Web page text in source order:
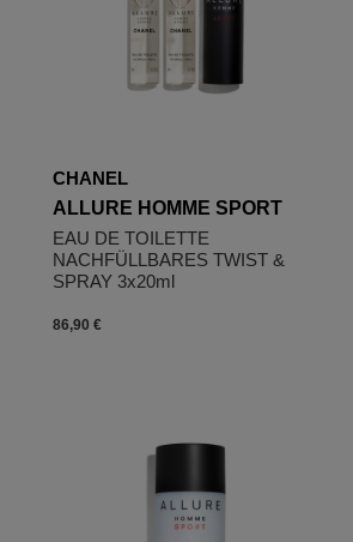
CHANEL
ALLURE HOMME SPORT
EAU DE TOILETTE
NACHFÜLLBARES TWIST &
SPRAY 3x20ml
86,90 €